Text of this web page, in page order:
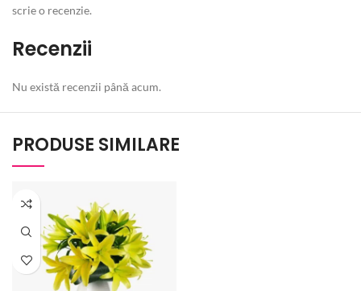
Recenzii
Nu există recenzii până acum.
scrie o recenzie.
PRODUSE SIMILARE